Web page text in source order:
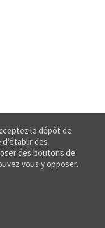
le dépôt de
des
des boutons de
vous y opposer.